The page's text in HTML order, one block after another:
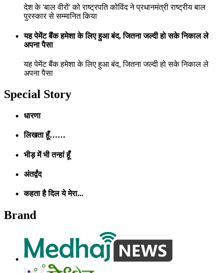
देश के 'बाल वीरों' को राष्ट्रपति कोविंद ने प्रधानमंत्री राष्ट्रीय बाल
पुरस्कार से सम्मानित किया
यह पेमेंट बैंक हमेशा के लिए हुआ बंद, जितना जल्दी हो सके निकाल ले
अपना पैसा
यह पेमेंट बैंक हमेशा के लिए हुआ बंद, जितना जल्दी हो सके निकाल ले
अपना पैसा
Special Story
धारणा
लिखता हूँ……
भीड़ में भी तन्हां हूँ
अंतर्द्वंद
कहता है दिल ये मेरा...
Brand